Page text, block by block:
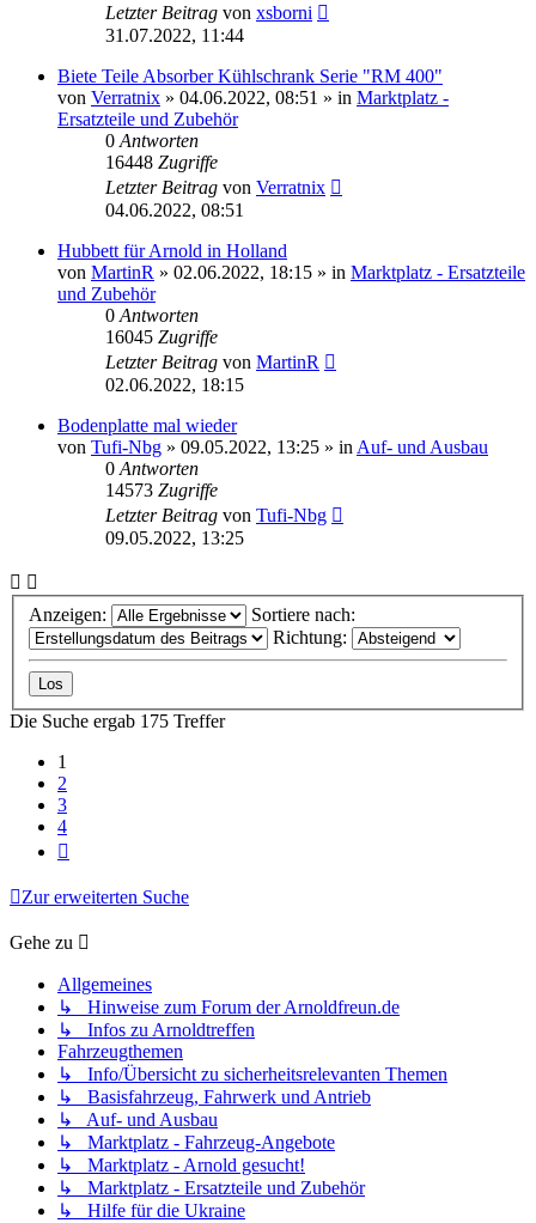
Letzter Beitrag von xsborni
31.07.2022, 11:44
Biete Teile Absorber Kühlschrank Serie "RM 400"
von Verratnix » 04.06.2022, 08:51 » in Marktplatz -
Ersatzteile und Zubehör
0Antworten
16448 Zugriffe
Letzter Beitrag von Verratnix
04.06.2022, 08:51
Hubbett für Arnold in Holland
von MartinR » 02.06.2022, 18:15 » in Marktplatz - Ersatzteile
und Zubehör
0Antworten
16045 Zugriffe
Letzter Beitrag von MartinR
02.06.2022, 18:15
Bodenplatte mal wieder
von Tufi-Nbg » 09.05.2022, 13:25 » inAuf- und Ausbau
0Antworten
14573 Zugriffe
Letzter Beitrag von Tufi-Nbg
09.05.2022, 13:25
Anzeigen:
Sortiere nach:
Richtung:
Die Suche ergab 175 Treffer
1
2
3
4
Zur erweiterten Suche
Gehe zu
Allgemeines
↳ Hinweise zum Forum der Arnoldfreun.de
↳ Infos zu Arnoldtreffen
Fahrzeugthemen
↳ Info/Übersicht zu sicherheitsrelevanten Themen
↳ Basisfahrzeug, Fahrwerk und Antrieb
↳ Auf- und Ausbau
↳ Marktplatz - Fahrzeug-Angebote
↳ Marktplatz - Arnold gesucht!
↳ Marktplatz - Ersatzteile und Zubehör
↳ Hilfe für die Ukraine